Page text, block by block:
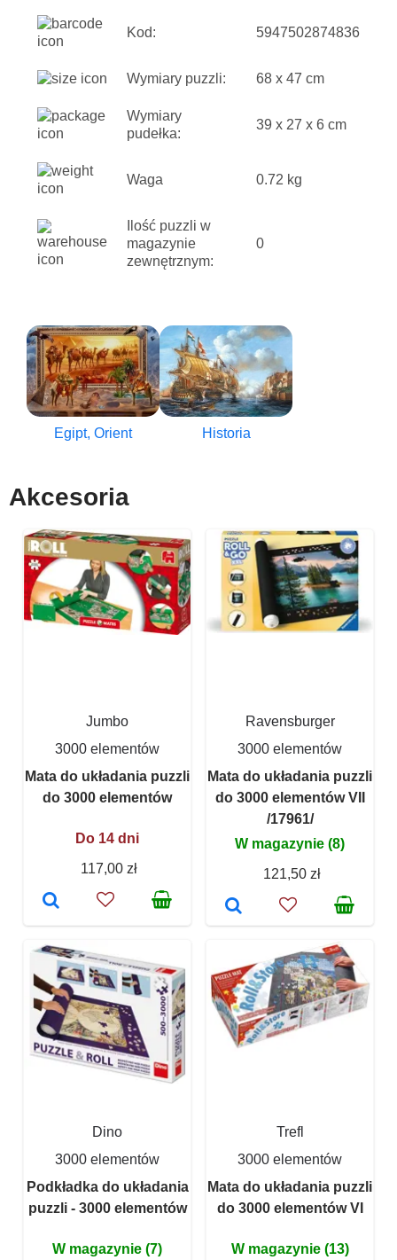
Kod: 5947502874836
Wymiary puzzli: 68 x 47 cm
Wymiary
pudełka:
39 x 27 x 6 cm
Waga 0.72 kg
Ilość puzzli w
magazynie
zewnętrznym:
0
Egipt, Orient Historia
Akcesoria
Jumbo
3000 elementów
Mata do układania puzzli
do 3000 elementów
Do 14 dni
117,00 zł
Ravensburger
3000 elementów
Mata do układania puzzli
do 3000 elementów VII
/17961/
W magazynie (8)
121,50 zł
Dino
3000 elementów
Podkładka do układania
puzzli - 3000 elementów
W magazynie (7)
Trefl
3000 elementów
Mata do układania puzzli
do 3000 elementów VI
W magazynie (13)